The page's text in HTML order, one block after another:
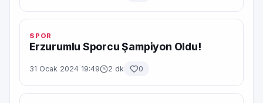
SPOR
Erzurumlu Sporcu Şampiyon Oldu!
31 Ocak 2024 19:49 2 dk 0